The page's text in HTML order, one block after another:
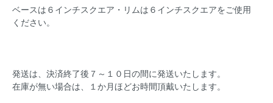
ベースは６インチスクエア・リムは６インチスクエアをご使用
ください。
発送は、決済終了後７～１０日の間に発送いたします。
在庫が無い場合は、１か月ほどお時間頂戴いたします。